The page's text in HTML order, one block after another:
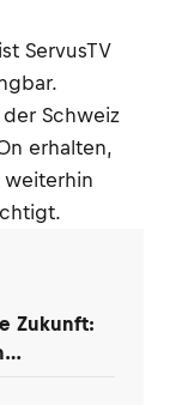
ServusTV
Schweiz
erhalten,
weiterhin
Zukunft: